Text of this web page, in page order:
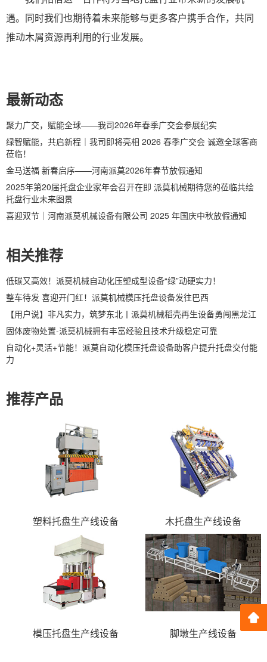
遇。同时我们也期待着未来能够与更多客户携手合作，共同
推动木屑资源再利用的行业发展。
最新动态
聚力广交，赋能全球——我司2026年春季广交会参展纪实
绿智赋能，共启新程｜我司即将亮相 2026 春季广交会 诚邀全球客商
莅临！
金马送福 新春启序——河南派莫2026年春节放假通知
2025年第20届托盘企业家年会召开在即 派莫机械期待您的莅临共绘
托盘行业未来图景
喜迎双节｜河南派莫机械设备有限公司 2025 年国庆中秋放假通知
相关推荐
低碳又高效！派莫机械自动化压塑成型设备“绿”动硬实力！
整车待发 喜迎开门红！派莫机械模压托盘设备发往巴西
【用户说】非凡实力，筑梦东北丨派莫机械稻壳再生设备勇闯黑龙江
固体废物处置-派莫机械拥有丰富经验且技术升级稳定可靠
自动化+灵活+节能！派莫自动化模压托盘设备助客户提升托盘交付能
力
推荐产品
塑料托盘生产线设备 木托盘生产线设备
模压托盘生产线设备 脚墩生产线设备